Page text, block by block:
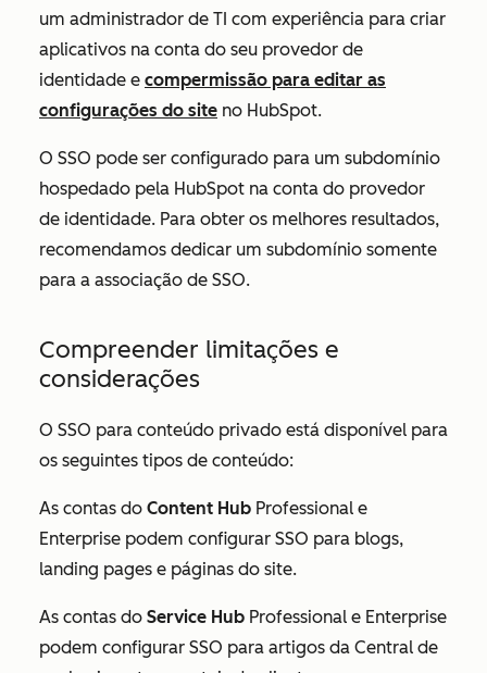
um administrador de TI com experiência para criar
aplicativos na conta do seu provedor de
identidade e compermissão para editar as
configurações do site no HubSpot.
O SSO pode ser configurado para um subdomínio
hospedado pela HubSpot na conta do provedor
de identidade. Para obter os melhores resultados,
recomendamos dedicar um subdomínio somente
para a associação de SSO.
Compreender limitações e
considerações
O SSO para conteúdo privado está disponível para
os seguintes tipos de conteúdo:
As contas do Content Hub Professional e
Enterprise podem configurar SSO para blogs,
landing pages e páginas do site.
As contas do Service Hub Professional e Enterprise
podem configurar SSO para artigos da Central de